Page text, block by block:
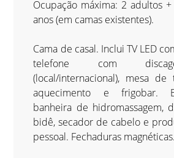
Ocupação máxima: 2 adultos
anos (em camas existentes).
Cama de casal. Inclui TV LED
telefone com
(local/internacional), mesa de
aquecimento e frigobar.
banheira de hidromassagem,
bidê, secador de cabelo e
pessoal. Fechaduras magnéticas.